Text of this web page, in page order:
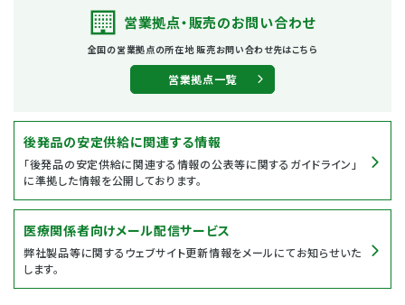
営業拠点・販売のお問い合わせ
全国の営業拠点の所在地販売お問い合わせ先はこちら
営業拠点一覧
後発品の安定供給に関連する情報
「後発品の安定供給に関連する情報の公表等に関するガイドライン」
に準拠した情報を公開しております。
医療関係者向けメール配信サービス
弊社製品等に関するウェブサイト更新情報をメールにてお知らせいた
します。